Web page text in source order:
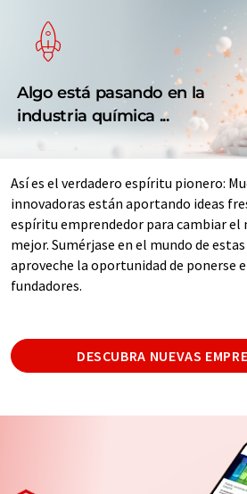
Algo está pasando en la
industria química ...
Así es el verdadero espíritu pionero:
innovadoras están aportando ideas
espíritu emprendedor para cambiar el
mejor. Sumérjase en el mundo de
aproveche la oportunidad de ponerse
fundadores.
DESCUBRA NUEVAS